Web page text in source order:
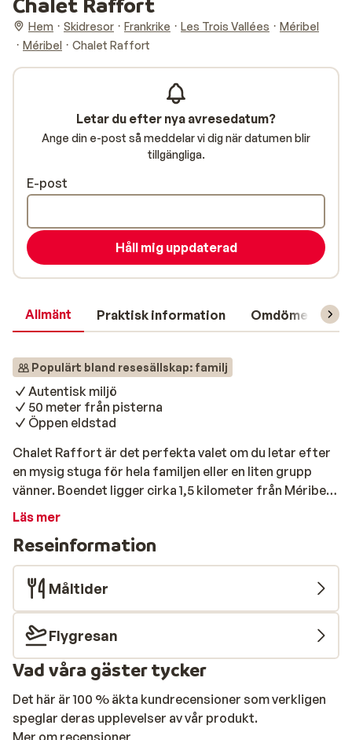
Hem Skidresor Frankrike Les Trois Vallées
Méribel
Méribel
Chalet Raffort
Allmänt Praktisk information Omdömen
Populärt bland resesällskap: familj
Autentisk miljö
50 meter från pisterna
Öppen eldstad
Chalet Raffort är det perfekta valet om du letar efter
en mysig stuga för hela familjen eller en liten grupp
vänner. Boendet ligger cirka 1,5 kilometer från Méribel
vilket betyder lugna omgivningar men med närhet till
vintersportentusiaster! Stugan är traditionellt och
mysigt inredd med mycket användning av trä. På kvällen
lägger du raclettegrillen på bordet för en utsökt måltid
och sedan kan du njuta av trevlig kväll runt eldstaden.
Det blir en fantastisk semester du sent glömmer!
Läs mer
Reseinformation
Måltider
Flygresan
Vad våra gäster tycker
Det här är 100 % äkta kundrecensioner som verkligen
speglar deras upplevelser av vår produkt.
Mer om recensioner
Letar du efter nya avresedatum?
Ange din e-post så meddelar vi dig när datumen blir
tillgängliga.
E-post
Håll mig uppdaterad